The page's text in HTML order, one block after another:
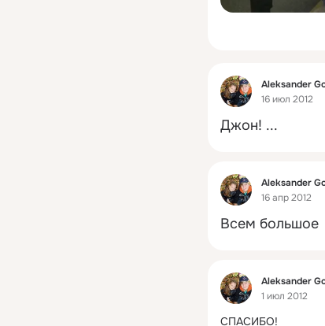
Фид
Aleksander
16 июл 2012
Джон! ...
Фид
Aleksander
16 апр 2012
Всем большое
Фид
Aleksander
1 июл 2012
СПАСИБО!